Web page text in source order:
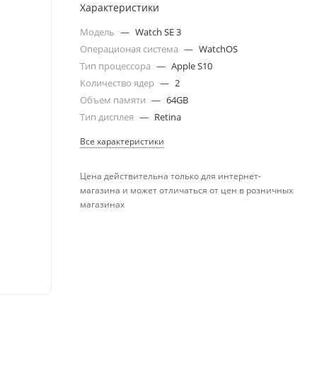
Характеристики
Модель — Watch SE 3
Операционая система — WatchOS
Тип процессора — Apple S10
Количество ядер — 2
Объем памяти — 64GB
Тип дисплея — Retina
Все характеристики
Цена действительна только для интернет-
магазина и может отличаться от цен в розничных
магазинах